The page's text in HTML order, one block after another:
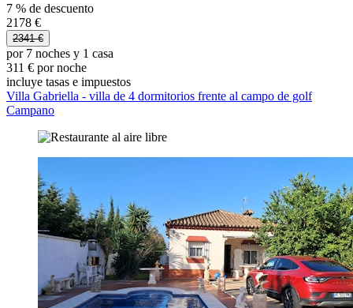
7 % de descuento
2178 €
2341 €
por 7 noches y 1 casa
311 € por noche
incluye tasas e impuestos
Villa Gabriella - villa de 4 dormitorios frente al campo de golf
Campano